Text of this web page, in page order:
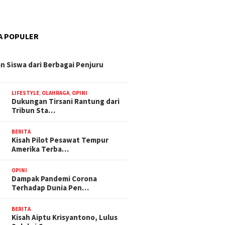
POPULER
Siswa dari Berbagai Penjuru
LIFESTYLE, OLAHRAGA, OPINI
Dukungan Tirsani Rantung dari
Tribun Sta…
BERITA
Kisah Pilot Pesawat Tempur
Amerika Terba…
OPINI
Dampak Pandemi Corona
Terhadap Dunia Pen…
BERITA
Kisah Aiptu Krisyantono, Lulus